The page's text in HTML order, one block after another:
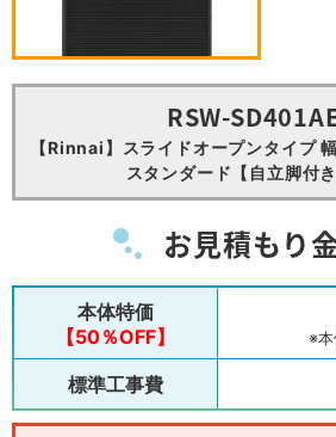
RSW-
【Rinnai】スライドオープンタイプ
スタンダード【自立脚付き
お見積もり
本体特価
【50％OFF】
※
標準工事費